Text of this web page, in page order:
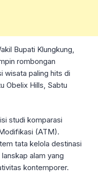
Bupati Klungkung,
rombongan
wisata paling hits di
Obelix Hills, Sabtu
studi komparasi
(ATM).
tata kelola destinasi
alam yang
kontemporer.